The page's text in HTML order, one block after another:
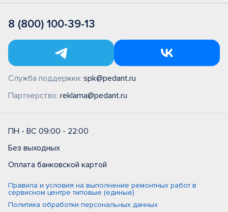
8 (800) 100-39-13
Служба поддержки: spk@pedant.ru
Партнерство: reklama@pedant.ru
ПН - ВС 09:00 - 22:00
Без выходных
Оплата банковской картой
Правила и условия на выполнение ремонтных работ в
сервисном центре типовые (единые)
Политика обработки персональных данных